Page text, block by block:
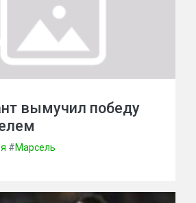
вымучил победу
#Марсель